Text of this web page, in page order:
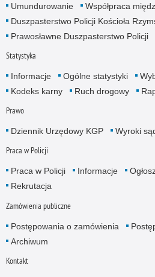
Umundurowanie
Współpraca
Duszpasterstwo Policji Kościoła
Prawosławne Duszpasterstwo Policji
Statystyka
Informacje Ogólne statystyki
Kodeks karny
Ruch drogowy
Prawo
Dziennik Urzędowy KGP Wyroki
Praca w Policji
Praca w Policji Informacje
Rekrutacja
Zamówienia publiczne
Postępowania o zamówienia
Archiwum
Kontakt